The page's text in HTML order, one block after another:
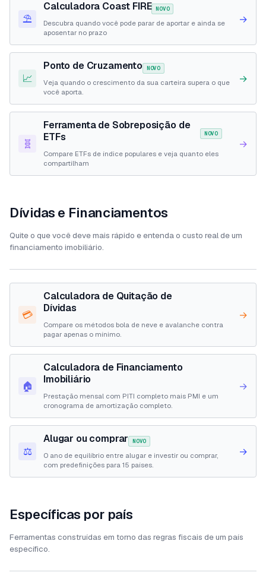
⛱️
Calculadora Coast FIRE NOVO
Descubra quando você pode parar de aportar e ainda se
aposentar no prazo
→
📈
Ponto de Cruzamento NOVO
Veja quando o crescimento da sua carteira supera o que
você aporta.
→
🧬
Ferramenta de Sobreposição de
ETFs
NOVO
Compare ETFs de índice populares e veja quanto eles
compartilham
→
Dívidas e Financiamentos
Quite o que você deve mais rápido e entenda o custo real de um
financiamento imobiliário.
💳
Calculadora de Quitação de
Dívidas
Compare os métodos bola de neve e avalanche contra
pagar apenas o mínimo.
→
🏠
Calculadora de Financiamento
Imobiliário
Prestação mensal com PITI completo mais PMI e um
cronograma de amortização completo.
→
⚖️
Alugar ou comprar NOVO
O ano de equilíbrio entre alugar e investir ou comprar,
com predefinições para 15 países.
→
Específicas por país
Ferramentas construídas em torno das regras fiscais de um país
específico.